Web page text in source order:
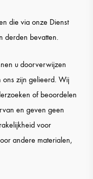
die via onze Dienst
derden bevatten.
u doorverwijzen
ons zijn gelieerd. Wij
of beoordelen
en geven geen
voor
andere materialen,